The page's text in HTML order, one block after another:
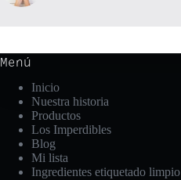
Menú
Inicio
Nuestra historia
Productos
Los Imperdibles
Blog
Mi lista
Ingredientes etiquetado limpio